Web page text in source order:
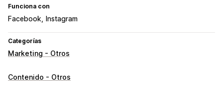
Funciona con
Facebook Instagram
Categorías
Marketing - Otros
Contenido - Otros